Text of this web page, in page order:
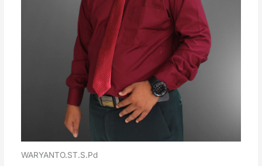
WARYANTO.ST.S.Pd